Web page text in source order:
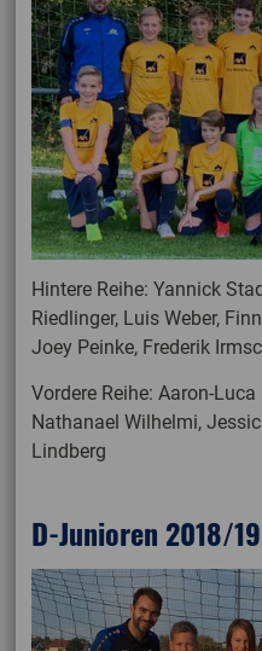
Hintere Reihe: Yannick
Riedlinger, Luis Weber,
Joey Peinke, Frederik
Vordere Reihe: Aaron-
Nathanael Wilhelmi,
Lindberg
D-Junioren 2018/19